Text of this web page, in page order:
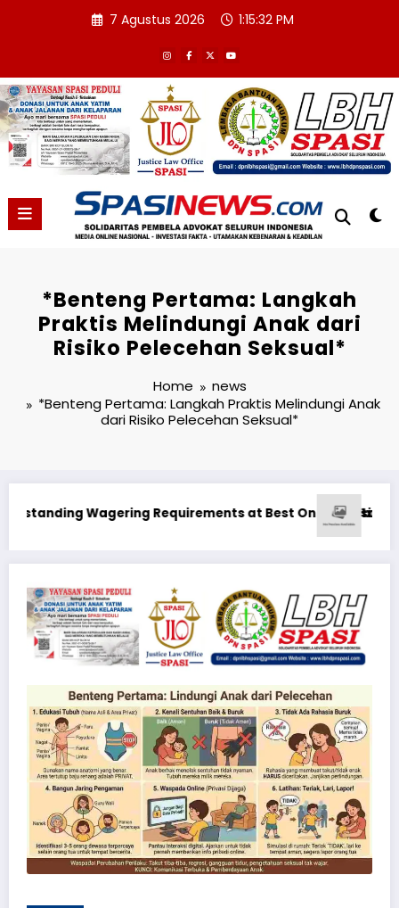
7 Agustus 2026 1:15:33 PM
*Benteng Pertama: Langkah
Praktis Melindungi Anak dari
Risiko Pelecehan Seksual*
Home
news
*Benteng Pertama: Langkah Praktis Melindungi Anak
dari Risiko Pelecehan Seksual*
Real Money
Предложения: Максимизация Вашего Игрового ОпытаƏn yaxşı